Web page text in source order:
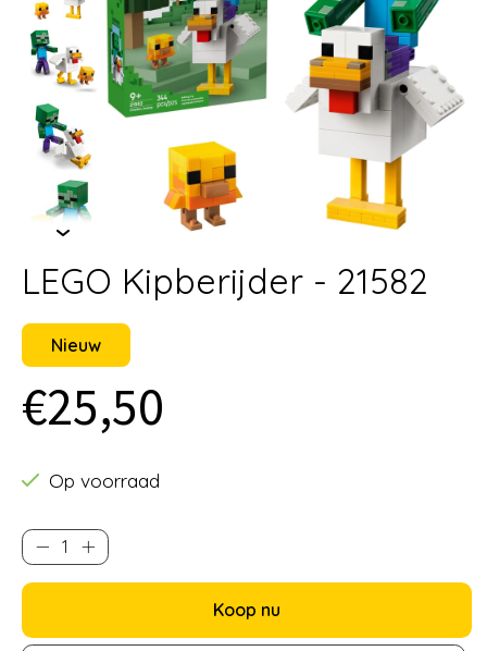
LEGO Kipberijder - 21582
Nieuw
€25,50
Op voorraad
Koop nu